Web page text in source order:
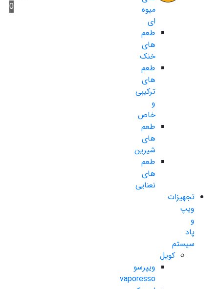
میوه
ای
طعم
های
خنک
طعم
های
ترکیبی
و
خاص
طعم
های
شیرین
طعم
های
نعنایی
تجهیزات
ویپ
و
پاد
سیستم
کویل
ویپرسو
vaporesso
0